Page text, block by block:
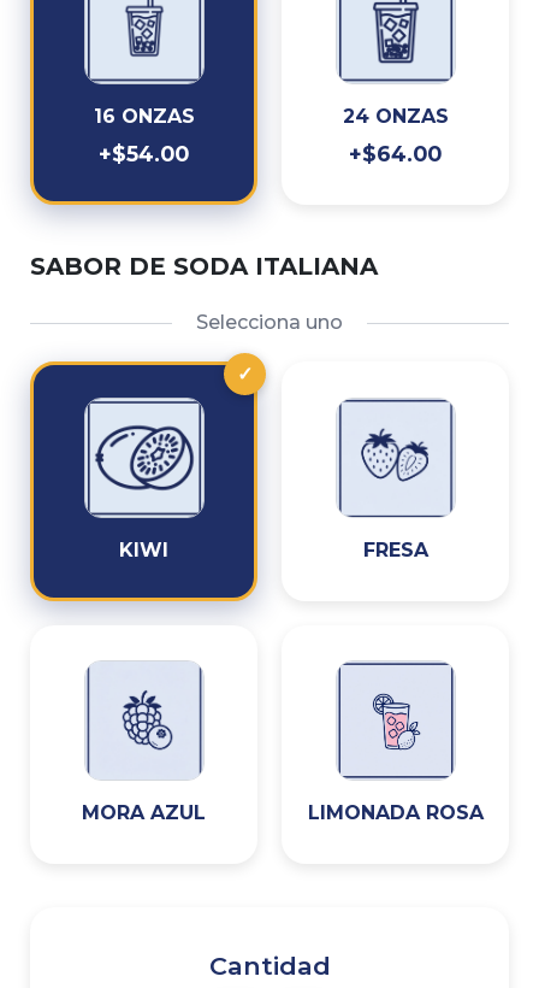
16 ONZAS
+$54.00
24 ONZAS
+$64.00
SABOR DE SODA ITALIANA
Selecciona uno
✓
KIWI FRESA
MORA AZUL LIMONADA ROSA
Cantidad